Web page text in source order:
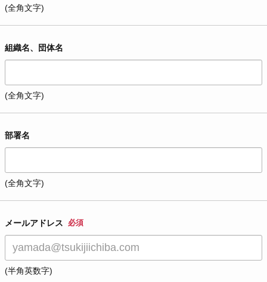
(全角文字)
組織名、団体名
(全角文字)
部署名
(全角文字)
メールアドレス 必須
(半角英数字)